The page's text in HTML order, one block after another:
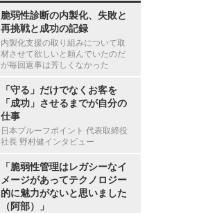
脆弱性診断の内製化、失敗と
再挑戦と成功の記録
内製化支援の取り組みについて取
材させて欲しいと頼んでいたのだ
が毎回返事は芳しくなかった
「守る」だけでなくお客を
「成功」させるまでが自分の
仕事
日本プルーフポイント 代表取締役
社長 野村健インタビュー
「脆弱性管理はレガシーなイ
メージがあってテクノロジー
的に魅力がないと思いました
（阿部）」